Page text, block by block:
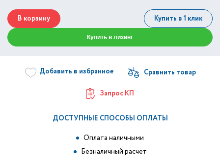
В корзину Купить в 1 клик
Купить в лизинг
Добавить в избранное
Запрос КП
ДОСТУПНЫЕ СПОСОБЫ ОПЛАТЫ
Оплата наличными
Безналичный расчет